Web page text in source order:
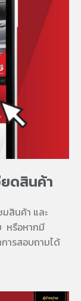
ดสินค้า
มสินค้า และ
หรือหากมี
ารสอบถามได้